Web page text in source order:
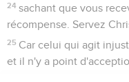
24 sachant que vous
récompense. Servez
25 Car celui qui agit
et il n'y a point